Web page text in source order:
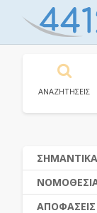
ΑΝΑΖΗΤΗΣΕΙΣ
ΔΗΜΟΣΙΕΣ
ΝΟΜΟΘΕΣΙΑ